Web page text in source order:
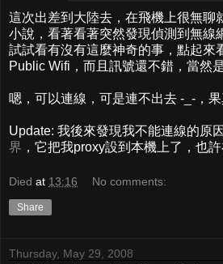
這次出差到大陸去，在飛機上很無聊
小說，看著看著突然發現偵測到無線
試試看有沒有這麼神奇的事，點起來
Public Wifi，而且訊號還不錯，當然
嗯，可以連線，可是連不出去 -_-，果
Update: 我後來發現我不能連線的原
界 ，它把我proxy設到本機上了，也
Died at 13:16 No comments:
Share
Thursday, May 29, 2008